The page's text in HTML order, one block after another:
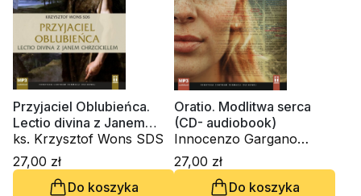
Przyjaciel Oblubieńca.
Lectio divina z Janem
Chrzcicielem (CD-
audiobook)
ks. Krzysztof Wons SDS
27,00 zł
Do koszyka
Oratio. Modlitwa serca
(CD- audiobook)
Innocenzo Gargano
OSBCam., ks. Krzysztof
Wons SDS
27,00 zł
Do koszyka